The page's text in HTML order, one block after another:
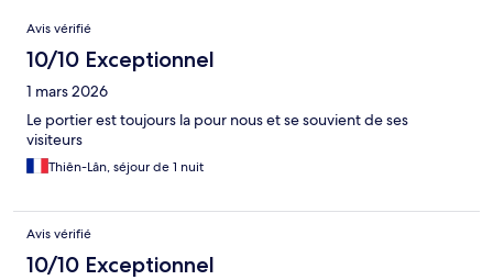
Avis
Avis vérifié
10/10 Exceptionnel
1 mars 2026
Le portier est toujours la pour nous et se souvient de ses
visiteurs
Thiên-Lân, séjour de 1 nuit
Avis vérifié
10/10 Exceptionnel